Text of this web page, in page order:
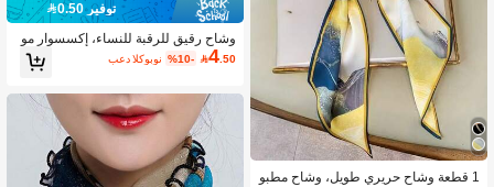
1 قطعة وشاح حريري طويل، وشاح مطبو
توفير 0.50
وشاح رقيق للرقبة للنساء، إكسسوار مو
ضة قطعة واحدة
4.50
%10- بعد الكوبون